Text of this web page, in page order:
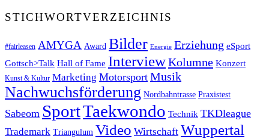
STICHWORTVERZEICHNIS
#fairleasen AMYGA Award Bilder Energie Erziehung eSport
Gottsch>Talk Hall of Fame InterviewKolumne Konzert
Kunst & Kultur Marketing Motorsport Musik
Nachwuchsförderung Nordbahntrasse Praxistest
Sabeom SportTaekwondo Technik TKDleague
Trademark Triangulum Video Wirtschaft Wuppertal